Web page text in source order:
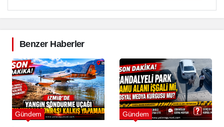
Benzer Haberler
Gündem Gündem